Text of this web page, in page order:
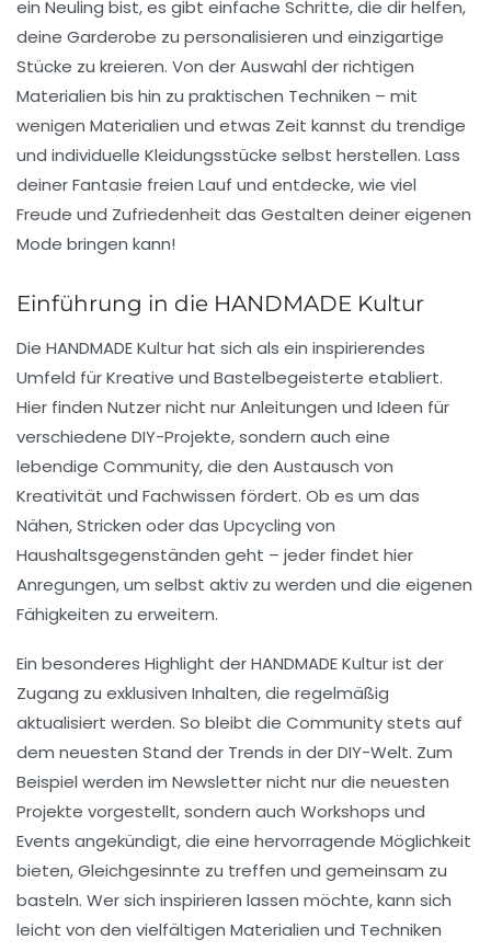
ein Neuling bist, es gibt einfache Schritte, die dir helfen,
deine Garderobe zu personalisieren und einzigartige
Stücke zu kreieren. Von der Auswahl der richtigen
Materialien bis hin zu praktischen Techniken – mit
wenigen Materialien und etwas Zeit kannst du trendige
und individuelle Kleidungsstücke selbst herstellen. Lass
deiner Fantasie freien Lauf und entdecke, wie viel
Freude und Zufriedenheit das Gestalten deiner eigenen
Mode bringen kann!
Einführung in die HANDMADE Kultur
Die HANDMADE Kultur hat sich als ein inspirierendes
Umfeld für Kreative und Bastelbegeisterte etabliert.
Hier finden Nutzer nicht nur Anleitungen und Ideen für
verschiedene DIY-Projekte, sondern auch eine
lebendige Community, die den Austausch von
Kreativität und Fachwissen fördert. Ob es um das
Nähen, Stricken oder das Upcycling von
Haushaltsgegenständen geht – jeder findet hier
Anregungen, um selbst aktiv zu werden und die eigenen
Fähigkeiten zu erweitern.
Ein besonderes Highlight der HANDMADE Kultur ist der
Zugang zu exklusiven Inhalten, die regelmäßig
aktualisiert werden. So bleibt die Community stets auf
dem neuesten Stand der Trends in der DIY-Welt. Zum
Beispiel werden im Newsletter nicht nur die neuesten
Projekte vorgestellt, sondern auch Workshops und
Events angekündigt, die eine hervorragende Möglichkeit
bieten, Gleichgesinnte zu treffen und gemeinsam zu
basteln. Wer sich inspirieren lassen möchte, kann sich
leicht von den vielfältigen Materialien und Techniken